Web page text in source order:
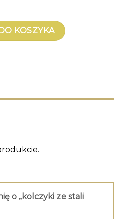
apart
KOSZYKA
o „kolczyki ze stali